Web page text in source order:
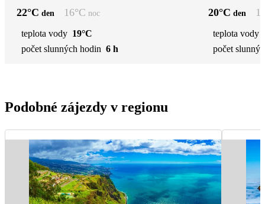
22°C den 16°C noc
teplota vody 19°C
počet slunných hodin 6 h
20°C den
teplota vody
počet
Podobné zájezdy v regionu